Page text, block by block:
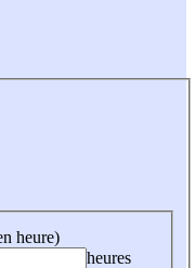
heure)
heures